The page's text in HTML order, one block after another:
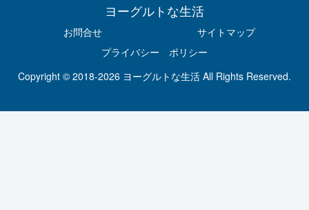
ヨーグルトな生活
お問合せ
サイトマップ
プライバシー ポリシー
Copyright © 2018-2026 ヨーグルトな生活 All Rights Reserved.